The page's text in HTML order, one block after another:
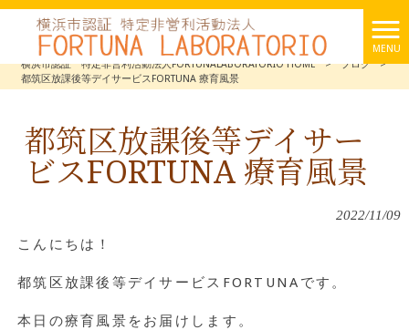
MENU
横浜市認証 特定非営利活動法人FORTUNALABORATORIO HOME
> ブログ
>
都筑区放課後等デイサービスFORTUNA 療育風景
都筑区放課後等デイサー
ビスFORTUNA 療育風景
2022/11/09
こんにちは！
都筑区放課後等デイサービスFORTUNAです。
本日の療育風景をお届けします。